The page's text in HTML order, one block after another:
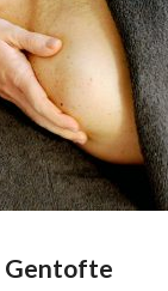
Gentofte